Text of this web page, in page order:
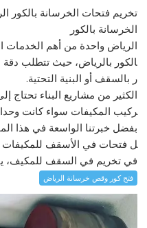
تخريم فتحات الخرسانة بالكور
الخرسانة بالكور
الرياض واحدة من أهم الخدمات
الكور بالرياض، حيث تتطلب دقة
ر بالسقف أو البنية التحتية.
الكثير من مشاريع البناء تحتاج
ركيب المكيفات سواء كانت
بفضل خبرتنا الواسعة في هذا
ل فتحات في الأسقف للمكيفات
في تخريم في السقف للمكيف،
فتح كور وقص خرسانة الرياض